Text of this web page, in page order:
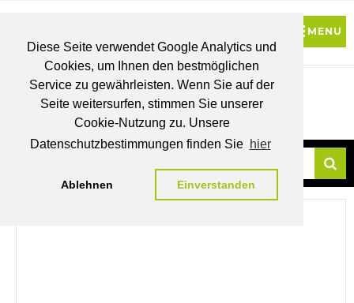
Diese Seite verwendet Google Analytics und
Cookies, um Ihnen den bestmöglichen
Service zu gewährleisten. Wenn Sie auf der
Seite weitersurfen, stimmen Sie unserer
Cookie-Nutzung zu. Unsere
Datenschutzbestimmungen finden Sie hier
Ablehnen Einverstanden
BRUTTO
PREISE
MEIN
WUNSCHLISTE